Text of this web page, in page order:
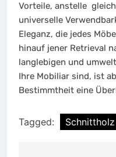
Vorteile, anstelle
universelle
Eleganz, die jedes
hinauf jener Retrieval
langlebigen und
Ihre Mobiliar sind, ist
Bestimmtheit eine
Tagged: Schnittholz